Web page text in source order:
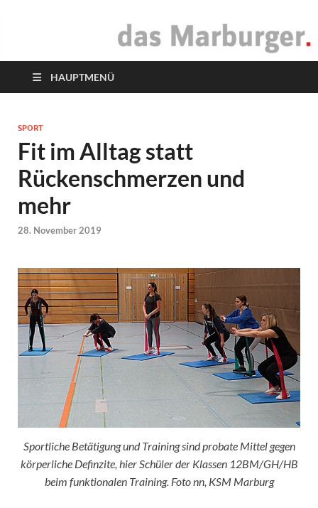
das Marburger.
HAUPTMENÜ
SPORT
Fit im Alltag statt
Rückenschmerzen und
mehr
28. November 2019
Sportliche Betätigung und Training sind probate Mittel gegen
körperliche Definzite, hier Schüler der Klassen 12BM/GH/HB
beim funktionalen Training. Foto nn, KSM Marburg